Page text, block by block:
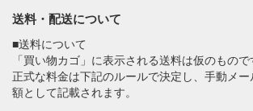
送料・配送について
■送料について
「買い物カゴ」に表示される送料は仮のもので
正式な料金は下記のルールで決定し、手動メ
額として記載されます。